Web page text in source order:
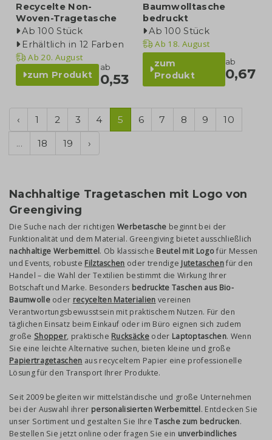
Recycelte Non-
Woven-Tragetasche
Ab 100 Stück
Erhältlich in 12 Farben
Ab 20. August
zum Produkt
ab
0,53
Baumwolltasche
bedruckt
Ab 100 Stück
Ab 18. August
zum
Produkt
ab
0,67
‹ 1 2 3 4 5 6 7 8 9 10
... 18 19 ›
Nachhaltige Tragetaschen mit Logo von
Greengiving
Die Suche nach der richtigenWerbetasche beginnt bei der
Funktionalität und dem Material. Greengiving bietet ausschließlich
nachhaltige Werbemittel. Ob klassische Beutel mit Logofür Messen
und Events, robuste Filztaschen oder trendige Jutetaschenfür den
Handel – die Wahl der Textilien bestimmt die Wirkung Ihrer
Botschaft und Marke. Besonders bedruckte Taschen aus Bio-
Baumwolleoder recycelten Materialien vereinen
Verantwortungsbewusstsein mit praktischem Nutzen. Für den
täglichen Einsatz beim Einkauf oder im Büro eignen sich zudem
große Shopper, praktische Rucksäcke oder Laptoptaschen. Wenn
Sie eine leichte Alternative suchen, bieten kleine und große
Papiertragetaschen aus recyceltem Papier eine professionelle
Lösung für den Transport Ihrer Produkte.
Seit 2009 begleiten wir mittelständische und große Unternehmen
bei der Auswahl ihrer personalisierten Werbemittel. Entdecken Sie
unser Sortiment und gestalten Sie IhreTasche zum bedrucken.
Bestellen Sie jetzt online oder fragen Sie ein unverbindliches